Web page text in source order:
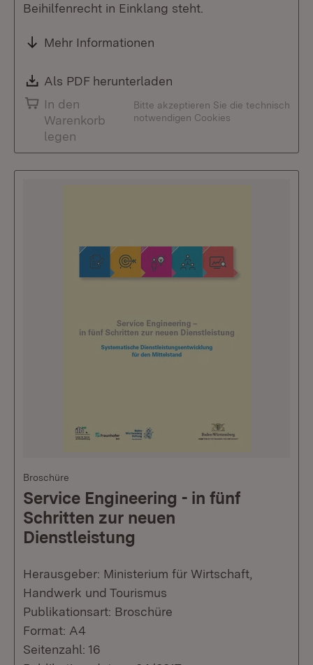
Beihilfenrecht in Einklang steht.
Mehr Informationen
Download:
Als PDF herunterladen
In den
Warenkorb
legen
Bitte akzeptieren Sie die technisch
notwendigen Cookies
Broschüre
Service Engineering - in fünf
Schritten zur neuen
Dienstleistung
Herausgeber: Ministerium für Wirtschaft,
Handwerk und Tourismus
Publikationsart: Broschüre
Format: A4
Seitenzahl: 16